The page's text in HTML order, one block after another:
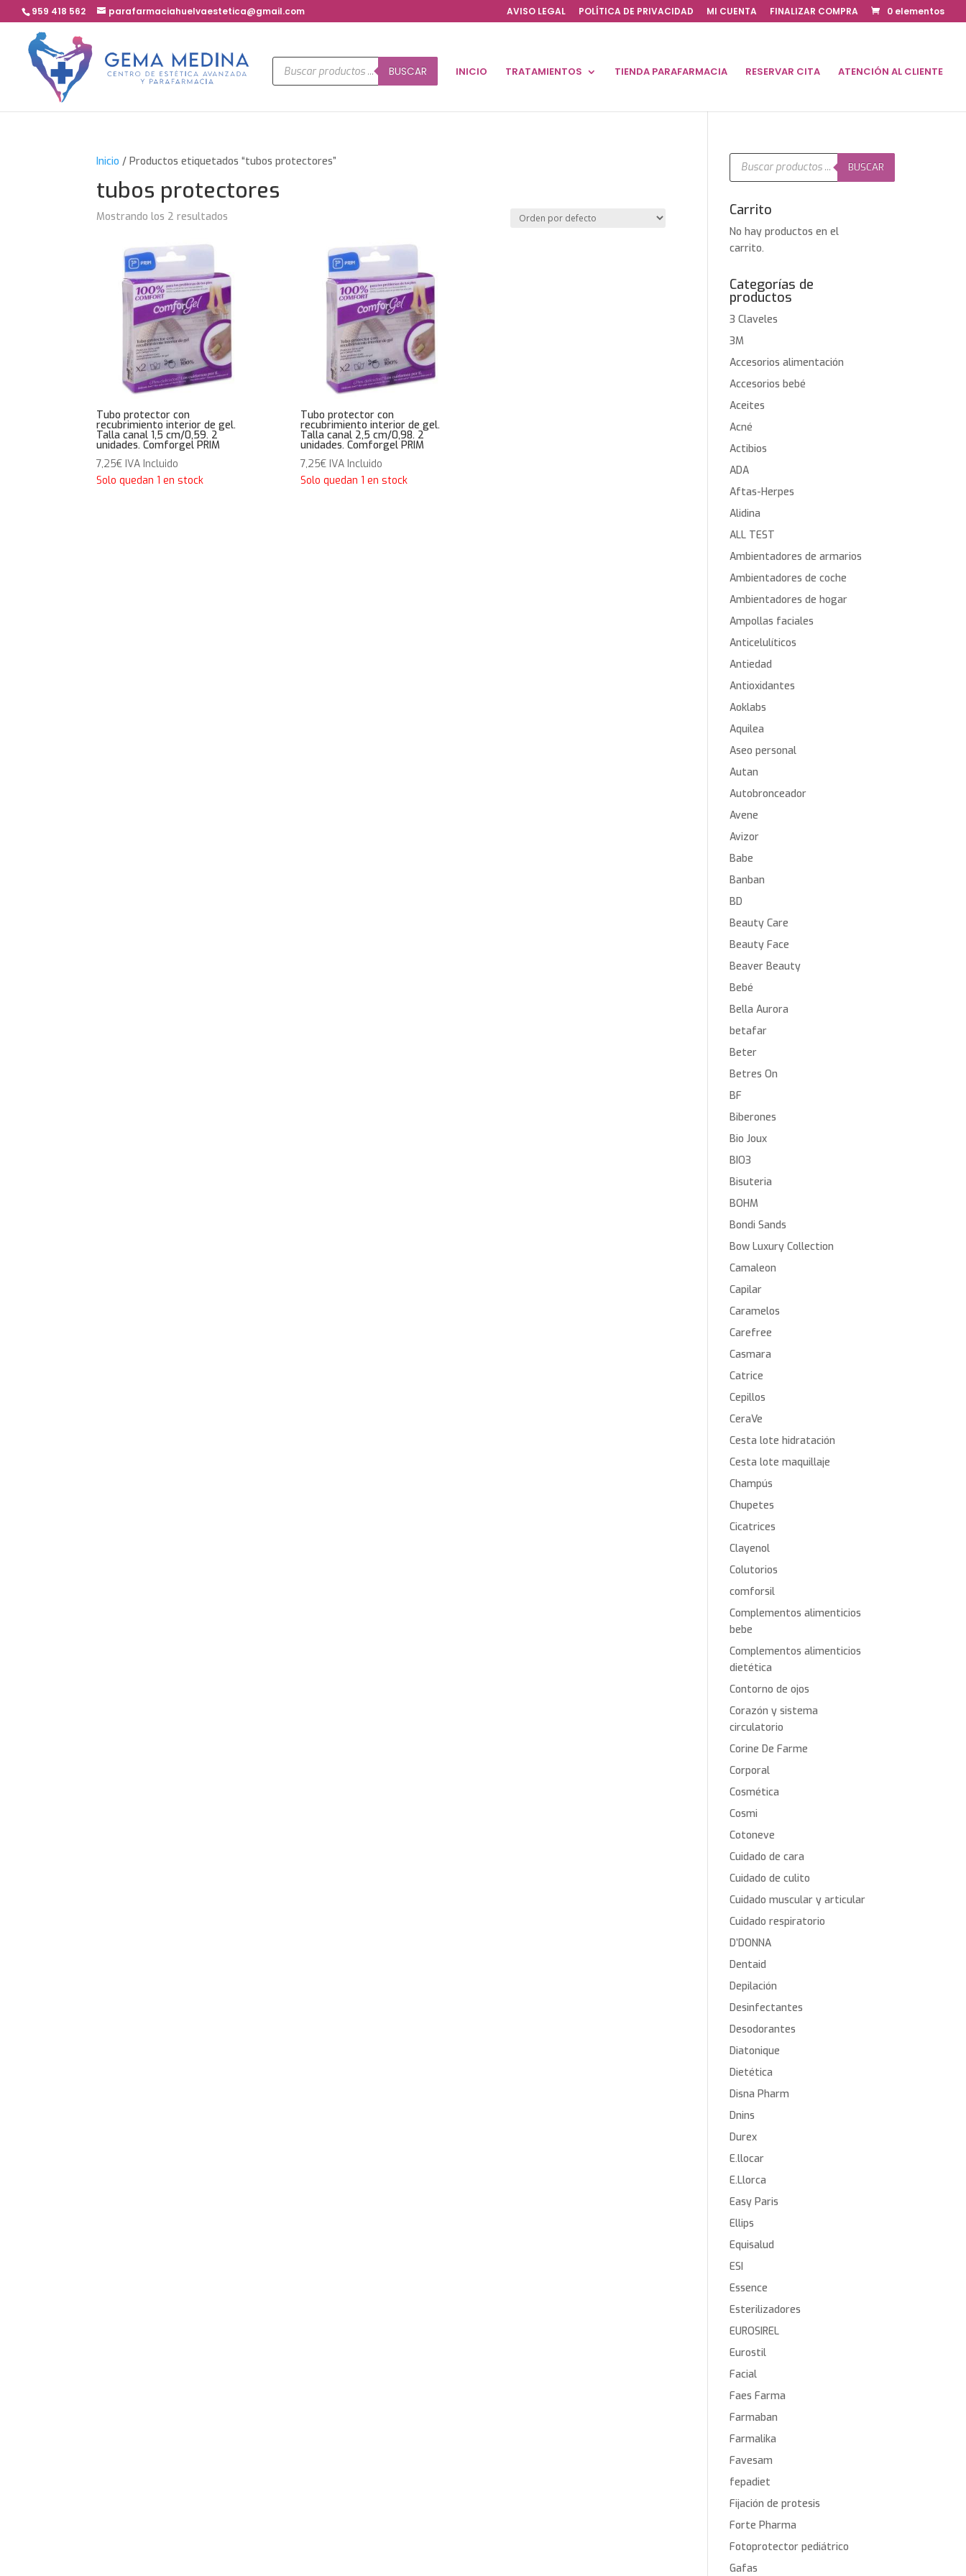
959 418 562 parafarmaciahuelvaestetica@gmail.com AVISO LEGAL POLÍTICA DE PRIVACIDAD MI CUENTA FINALIZAR COMPRA 0 elementos
Búsqueda
de
productos
BUSCAR INICIO TRATAMIENTOS TIENDA PARAFARMACIA RESERVAR CITA ATENCIÓN AL CLIENTE
Inicio / Productos etiquetados “tubos protectores”
tubos protectores
Mostrando los 2 resultados
Tubo protector con
recubrimiento interior de gel.
Talla canal 1,5 cm/0,59. 2
unidades. Comforgel PRIM
7,25€ IVA Incluido
Solo quedan 1 en stock
Tubo protector con
recubrimiento interior de gel.
Talla canal 2,5 cm/0,98. 2
unidades. Comforgel PRIM
7,25€ IVA Incluido
Solo quedan 1 en stock
Búsqueda
productos
BUSCAR
Carrito
No hay productos en el
carrito.
Categorías de
productos
3 Claveles
3M
Accesorios alimentación
Accesorios bebé
Aceites
Acné
Actibios
ADA
Aftas-Herpes
Alidina
ALL TEST
Ambientadores de armarios
Ambientadores de coche
Ambientadores de hogar
Ampollas faciales
Anticelulíticos
Antiedad
Antioxidantes
Aoklabs
Aquilea
Aseo personal
Autan
Autobronceador
Avene
Avizor
Babe
Banban
BD
Beauty Care
Beauty Face
Beaver Beauty
Bebé
Bella Aurora
betafar
Beter
Betres On
BF
Biberones
Bio Joux
BIO3
Bisuteria
BOHM
Bondi Sands
Bow Luxury Collection
Camaleon
Capilar
Caramelos
Carefree
Casmara
Catrice
Cepillos
CeraVe
Cesta lote hidratación
Cesta lote maquillaje
Champús
Chupetes
Cicatrices
Clayenol
Colutorios
comforsil
Complementos alimenticios
bebe
Complementos alimenticios
dietética
Contorno de ojos
Corazón y sistema
circulatorio
Corine De Farme
Corporal
Cosmética
Cosmi
Cotoneve
Cuidado de cara
Cuidado de culito
Cuidado muscular y articular
Cuidado respiratorio
D’DONNA
Dentaid
Depilación
Desinfectantes
Desodorantes
Diatonique
Dietética
Disna Pharm
Dnins
Durex
E.llocar
E.Llorca
Easy Paris
Ellips
Equisalud
ESI
Essence
Esterilizadores
EUROSIREL
Eurostil
Facial
Faes Farma
Farmaban
Farmalika
Favesam
fepadiet
Fijación de protesis
Forte Pharma
Fotoprotector pediátrico
Gafas